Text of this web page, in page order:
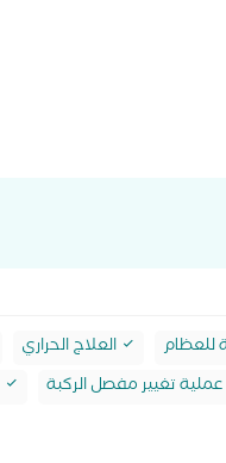
للعظام العلاج الحراري
عملية تغيير مفصل الركبة